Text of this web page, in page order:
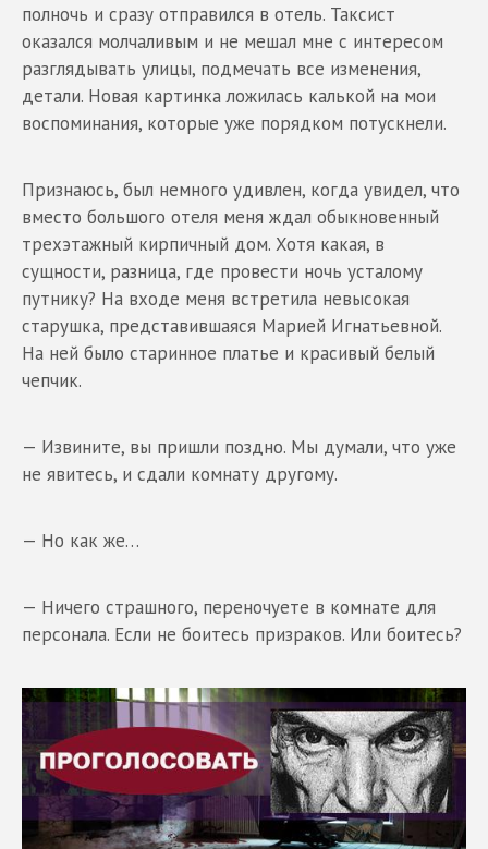
полночь и сразу отправился в отель. Таксист
оказался молчаливым и не мешал мне с интересом
разглядывать улицы, подмечать все изменения,
детали. Новая картинка ложилась калькой на мои
воспоминания, которые уже порядком потускнели.
Признаюсь, был немного удивлен, когда увидел, что
вместо большого отеля меня ждал обыкновенный
трехэтажный кирпичный дом. Хотя какая, в
сущности, разница, где провести ночь усталому
путнику? На входе меня встретила невысокая
старушка, представившаяся Марией Игнатьевной.
На ней было старинное платье и красивый белый
чепчик.
— Извините, вы пришли поздно. Мы думали, что уже
не явитесь, и сдали комнату другому.
— Но как же…
— Ничего страшного, переночуете в комнате для
персонала. Если не боитесь призраков. Или боитесь?